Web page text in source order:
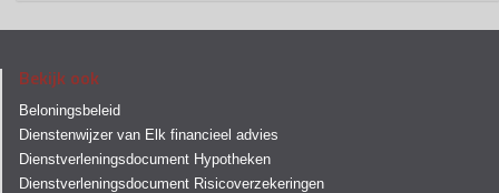
Bekijk ook
Beloningsbeleid
Dienstenwijzer van Elk financieel advies
Dienstverleningsdocument Hypotheken
Dienstverleningsdocument Risicoverzekeringen